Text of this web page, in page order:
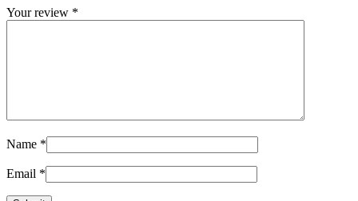
Your review *
Name *
Email *